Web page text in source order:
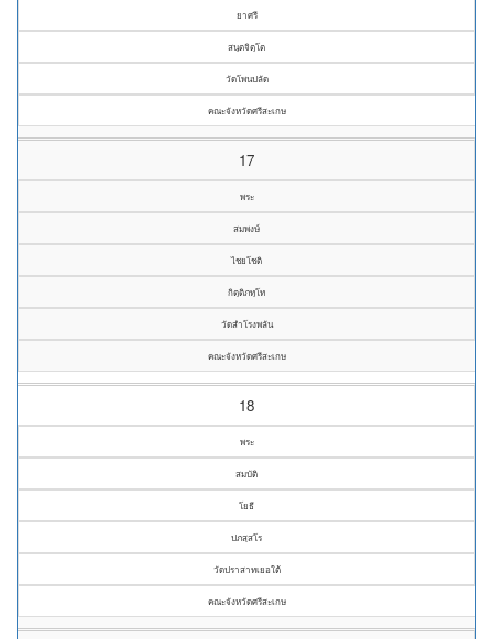
ยาศรี
สนฺตจิตฺโต
วัดโพนปลัด
คณะจังหวัดศรีสะเกษ
17
พระ
สมพงษ์
ไชยโชติ
กิตฺติภทฺโท
วัดสำโรงพลัน
คณะจังหวัดศรีสะเกษ
18
พระ
สมบัติ
โยธี
ปภสฺสโร
วัดปราสาทเยอใต้
คณะจังหวัดศรีสะเกษ